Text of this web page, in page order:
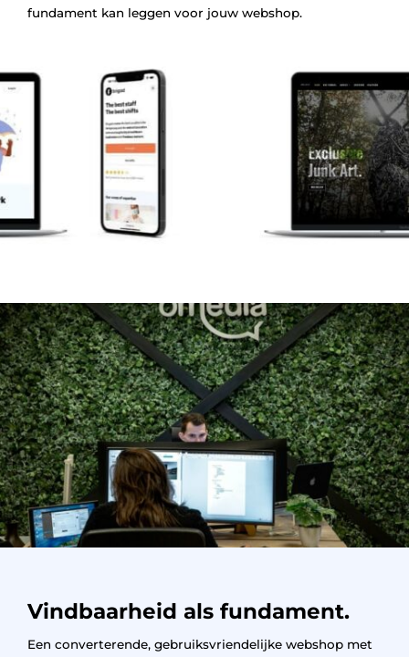
fundament kan leggen voor jouw webshop.
Vindbaarheid als fundament.
Een converterende, gebruiksvriendelijke webshop met